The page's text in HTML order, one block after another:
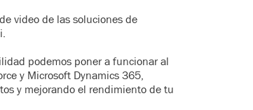
video de las soluciones de
podemos poner a funcionar al
y Microsoft Dynamics 365,
y mejorando el rendimiento de tu